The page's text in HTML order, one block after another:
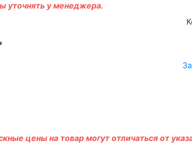
уточнять у менеджера.
цены на товар могут отличаться от